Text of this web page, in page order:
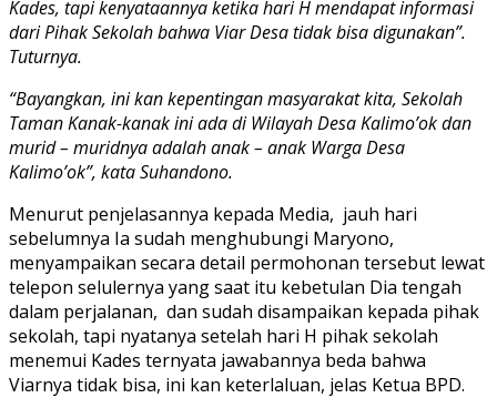
Kades, tapi kenyataannya ketika hari H mendapat informasi
dari Pihak Sekolah bahwa Viar Desa tidak bisa digunakan”.
Tuturnya.
“Bayangkan, ini kan kepentingan masyarakat kita, Sekolah
Taman Kanak-kanak ini ada di Wilayah Desa Kalimo’ok dan
murid – muridnya adalah anak – anak Warga Desa
Kalimo’ok”, kata Suhandono.
Menurut penjelasannya kepada Media, jauh hari
sebelumnya Ia sudah menghubungi Maryono,
menyampaikan secara detail permohonan tersebut lewat
telepon selulernya yang saat itu kebetulan Dia tengah
dalam perjalanan, dan sudah disampaikan kepada pihak
sekolah, tapi nyatanya setelah hari H pihak sekolah
menemui Kades ternyata jawabannya beda bahwa
Viarnya tidak bisa, ini kan keterlaluan, jelas Ketua BPD.